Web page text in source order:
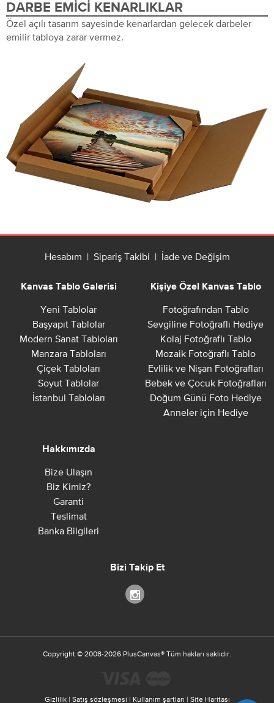
DARBE EMICI KENARLIKLAR
Özel açılı tasarım sayesinde kenarlardan gelecek darbeler
emilir tabloya zarar vermez.
Hesabım | Sipariş Takibi | İade ve Değişim
Kanvas Tablo Galerisi
Yeni Tablolar
Başyapıt Tablolar
Modern Sanat Tabloları
Manzara Tabloları
Çiçek Tabloları
Soyut Tablolar
İstanbul Tabloları
Kişiye Özel Kanvas Tablo
Fotoğrafından Tablo
Sevgiline Fotoğraflı Hediye
Kolaj Fotoğraflı Tablo
Mozaik Fotoğraflı Tablo
Evlilik ve Nişan Fotoğrafları
Bebek ve Çocuk Fotoğrafları
Doğum Günü Foto Hediye
Anneler için Hediye
Hakkımızda
Bize Ulaşın
Biz Kimiz?
Garanti
Teslimat
Banka Bilgileri
Bizi Takip Et
Copyright © 2008-2026 PlusCanvas® Tüm hakları saklıdır.
Gizlilik| Satış sözleşmesi | Kullanım şartları | Site Haritası